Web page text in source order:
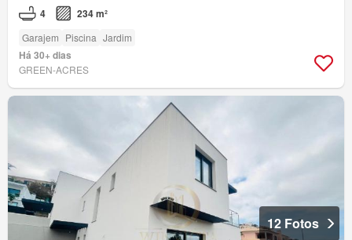
4 234 m²
Garajem Piscina Jardim
Há 30+ dias
GREEN-ACRES
12 Fotos